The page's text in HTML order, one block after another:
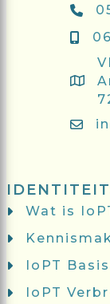
Wat is
IoPT Basis
IoPT